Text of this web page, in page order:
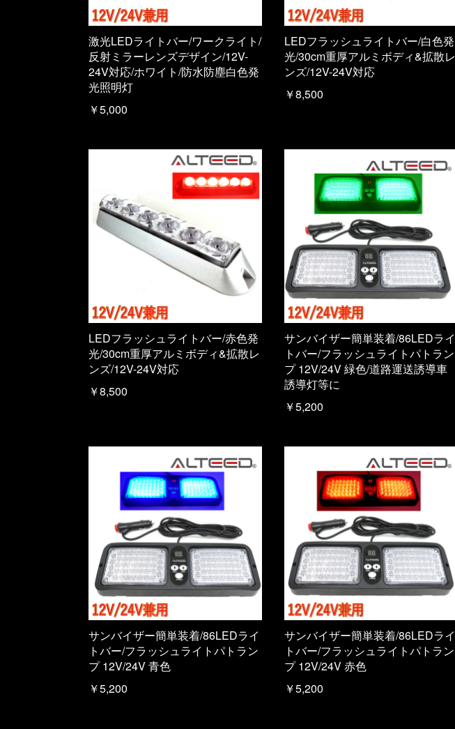
激光LEDライトバー/ワークライト/
反射ミラーレンズデザイン/12V-
24V対応/ホワイト/防水防塵白色発
光照明灯
￥5,000
LEDフラッシュライトバー/白色発
光/30cm重厚アルミボディ&拡散レ
ンズ/12V-24V対応
￥8,500
LEDフラッシュライトバー/赤色発
光/30cm重厚アルミボディ&拡散レ
ンズ/12V-24V対応
￥8,500
サンバイザー簡単装着/86LEDライ
トバー/フラッシュライトパトラン
プ 12V/24V 緑色/道路運送誘導車
誘導灯等に
￥5,200
サンバイザー簡単装着/86LEDライ
トバー/フラッシュライトパトラン
プ 12V/24V 青色
￥5,200
サンバイザー簡単装着/86LEDライ
トバー/フラッシュライトパトラン
プ 12V/24V 赤色
￥5,200